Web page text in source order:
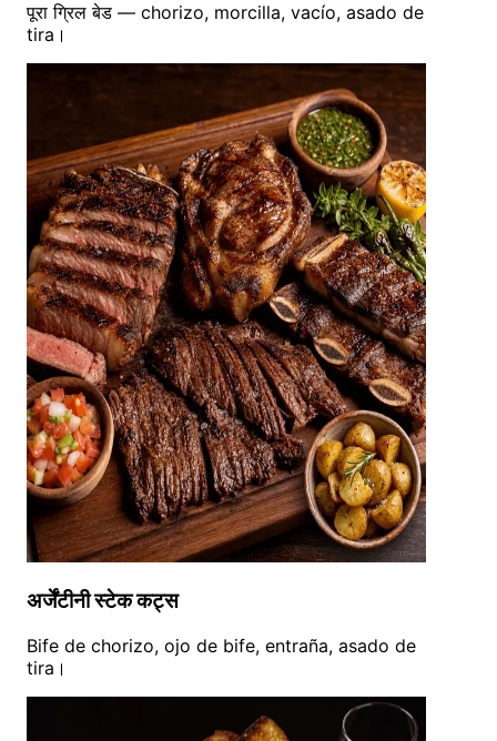
पूरा ग्रिल बेड — chorizo, morcilla, vacío, asado de
tira।
अर्जेंटीनी स्टेक कट्स
Bife de chorizo, ojo de bife, entraña, asado de
tira।